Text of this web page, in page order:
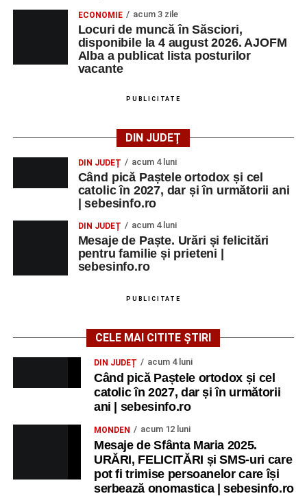
ECONOMIE acum 3 zile
Locuri de muncă în Săsciori,
disponibile la 4 august 2026. AJOFM
Alba a publicat lista posturilor
vacante
PUBLICITATE
DIN JUDEȚ
DIN JUDEȚ acum 4 luni
Când pică Paștele ortodox și cel
catolic în 2027, dar și în următorii ani
| sebesinfo.ro
DIN JUDEȚ acum 4 luni
Mesaje de Paște. Urări și felicitări
pentru familie și prieteni |
sebesinfo.ro
PUBLICITATE
CELE MAI CITITE ȘTIRI
DIN JUDEȚ acum 4 luni
Când pică Paștele ortodox și cel
catolic în 2027, dar și în următorii
ani | sebesinfo.ro
MONDEN acum 12 luni
Mesaje de Sfânta Maria 2025.
URĂRI, FELICITĂRI și SMS-uri care
pot fi trimise persoanelor care își
serbează onomastica | sebesinfo.ro